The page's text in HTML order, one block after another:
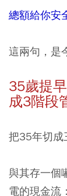
總額給你安
這兩句，是
35歲提
成3階段
把35年切成
與其存一個
電的現金流：